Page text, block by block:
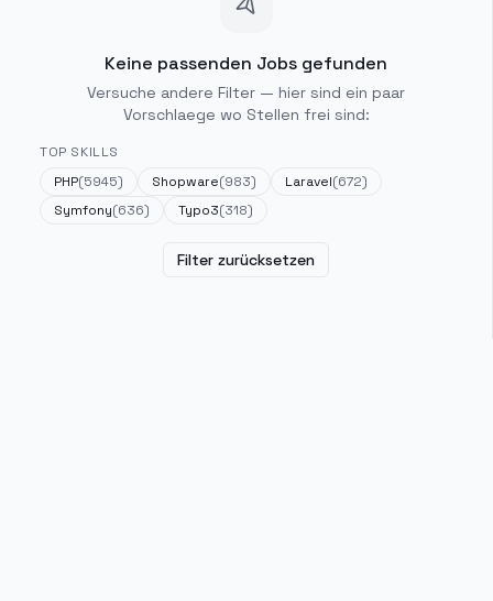
Keine passenden Jobs gefunden
Versuche andere Filter — hier sind ein paar
Vorschlaege wo Stellen frei sind:
TOP SKILLS
PHP(5945) Shopware(983) Laravel(672)
Symfony(636) Typo3(318)
Filter zurücksetzen